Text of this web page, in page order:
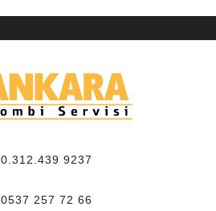
0.312.439 9237
0537 257 72 66